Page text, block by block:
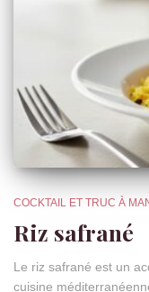
COCKTAIL ET TRUC À
Riz safrané
Le riz safrané est un
cuisine